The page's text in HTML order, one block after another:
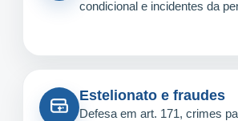
condicional e incidentes da
Estelionato e fraudes
Defesa em art. 171, crimes